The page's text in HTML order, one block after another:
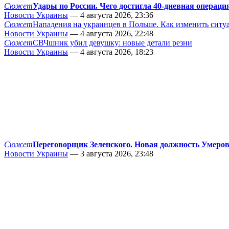
СюжетУдары по России. Чего достигла 40-дневная
Новости Украины — 4 августа 2026, 23:36
СюжетНападения на украинцев в Польше. Как изменить
Новости Украины — 4 августа 2026, 22:48
СюжетСВЧшник убил девушку: новые детали резни
Новости Украины — 4 августа 2026, 18:23
СюжетПереговорщик Зеленского. Новая должность
Новости Украины — 3 августа 2026, 23:48